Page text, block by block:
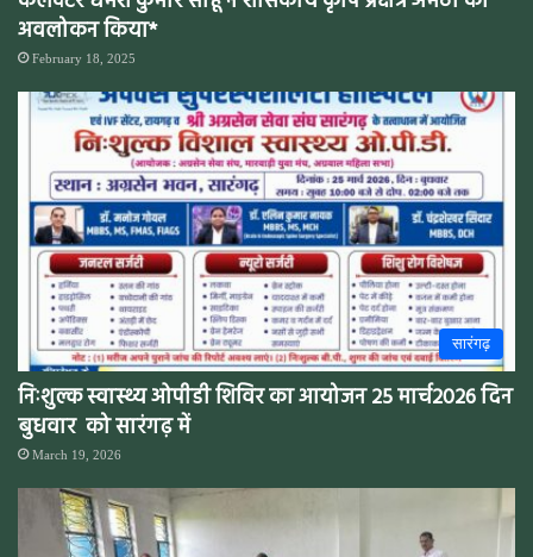
अवलोकन किया*
February 18, 2025
सारंगढ़
निःशुल्क स्वास्थ्य ओपीडी शिविर का आयोजन 25 मार्च2026 दिन
बुधवार को सारंगढ़ में
March 19, 2026